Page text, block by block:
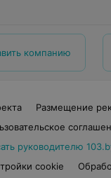
компанию
Размещение
руководителю
cookie